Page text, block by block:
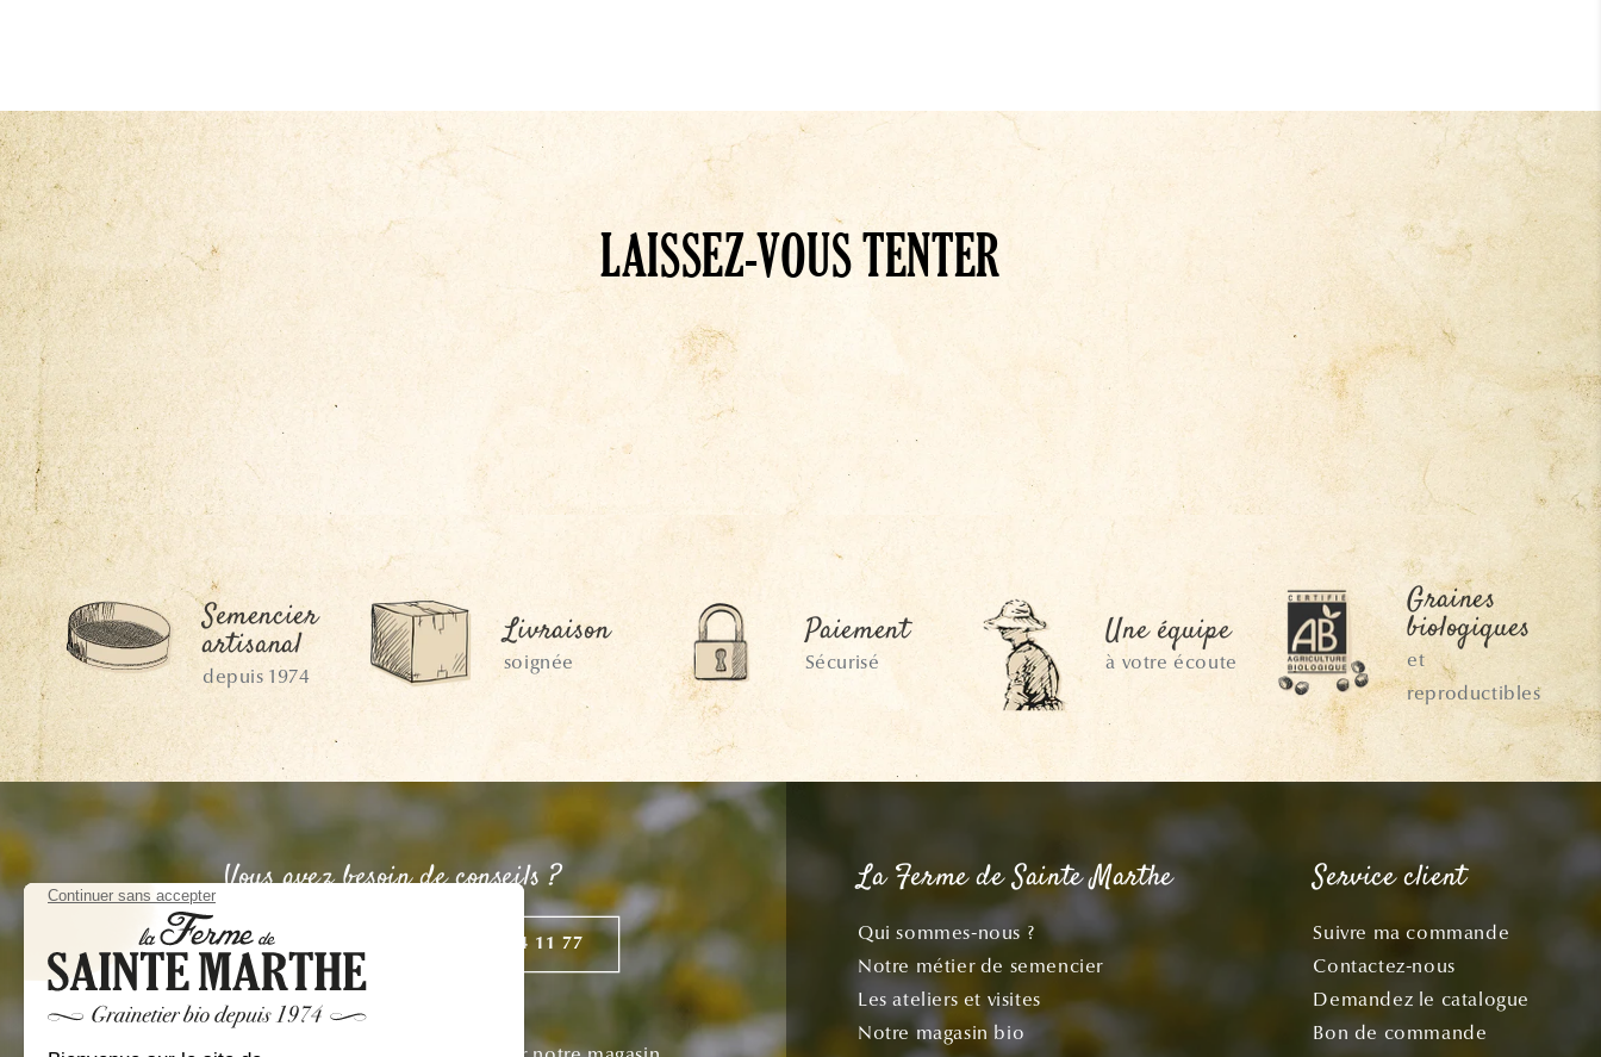
LAISSEZ-VOUS TENTER
Semencier
artisanal
depuis 1974
Livraison
soignée
Paiement
Sécurisé
Une équipe
à votre écoute
Graines
biologiques
et
reproductibles
Vous avez besoin de conseils ?
CONTACTEZ-NOUS 02 41 44 11 77
Du lundi au vendredi de 9h à 17h
La Ferme de Sainte Marthe
Qui sommes-nous ?
Notre métier de semencier
Les ateliers et visites
Notre magasin bio
Service client
Suivre ma commande
Contactez-nous
Demandez le catalogue
Bon de commande